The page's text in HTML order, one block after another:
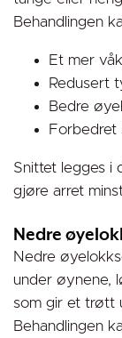
Behandlingen
Et mer
Redusert
Bedre
Forbedret
Snittet legges i
gjøre arret
Nedre
Nedre
under øynene,
som gir et trøtt
Behandlingen